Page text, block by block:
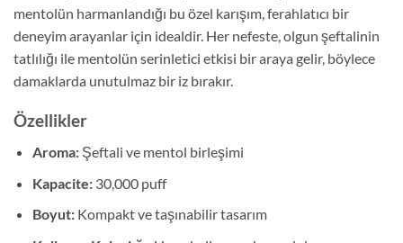
mentolün harmanlandığı bu özel karışım, ferahlatıcı bir
deneyim arayanlar için idealdir. Her nefeste, olgun şeftalinin
tatlılığı ile mentolün serinletici etkisi bir araya gelir, böylece
damaklarda unutulmaz bir iz bırakır.
Özellikler
Aroma:Şeftali ve mentol birleşimi
Kapacite:30,000 puff
Boyut:Kompakt ve taşınabilir tasarım